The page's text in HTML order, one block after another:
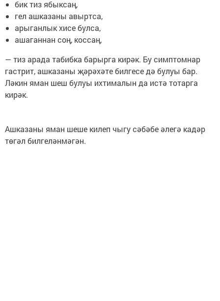
бик тиз ябыксаң,
гел ашказаны авыртса,
арыганлык хисе булса,
ашаганнан соң, коссаң,
— тиз арада табибка барырга кирәк. Бу симптомнар
гастрит, ашказаны җәрәхәте билгесе дә булуы бар.
Ләкин яман шеш булуы ихтималын да истә тотарга
кирәк.
Ашказаны яман шеше килеп чыгу сәбәбе әлегә кадәр
төгәл билгеләнмәгән.